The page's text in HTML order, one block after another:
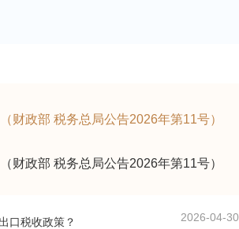
财政部 税务总局公告2026年第11号）
财政部 税务总局公告2026年第11号）
口税收政策？ 2026-04-30